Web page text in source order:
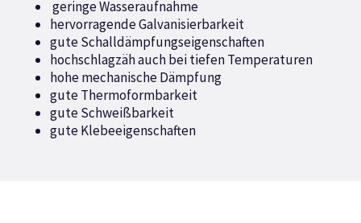
geringe Wasseraufnahme
hervorragende Galvanisierbarkeit
gute Schalldämpfungseigenschaften
hochschlagzäh auch bei tiefen Temperaturen
hohe mechanische Dämpfung
gute Thermoformbarkeit
gute Schweißbarkeit
gute Klebeeigenschaften